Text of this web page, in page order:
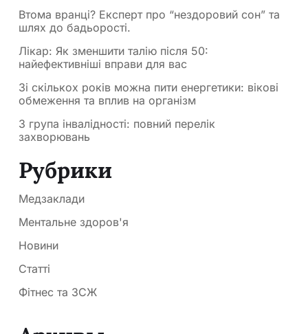
Втома вранці? Експерт про “нездоровий сон” та
шлях до бадьорості.
Лікар: Як зменшити талію після 50:
найефективніші вправи для вас
Зі скількох років можна пити енергетики: вікові
обмеження та вплив на організм
3 група інвалідності: повний перелік
захворювань
Рубрики
Медзаклади
Ментальне здоров'я
Новини
Статті
Фітнес та ЗСЖ